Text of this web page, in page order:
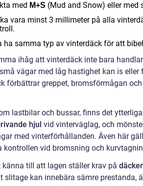
med M+S (Mud and Snow) eller med
vara minst 3 millimeter på alla
ha samma typ av vinterdäck för att
ihåg att vinterdäck inte bara
vägar med låg hastighet kan is
förbättrar greppet, bromsförmågan
lastbilar och bussar, finns det
hjul vid vinterväglag, och
med vinterförhållanden. Även här
kontrollen vid bromsning och
känna till att lagen ställer krav på
slitage kan innebära sämre prestanda,